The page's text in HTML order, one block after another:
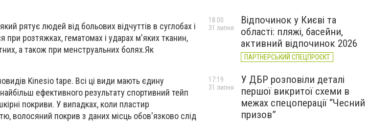
рятує людей від больових відчуттів в суглобах і
розтяжках, гематомах і ударах м'яких тканин,
а також при менструальних болях.Як
Kinesio tape. Всі ці види мають єдину
ефективного результату спортивний тейп
покриви. У випадках, коли пластир
волосяний покрив з даних місць обов'язково слід
Відпочинок у Києві та
області: пляжі, басейни,
активний відпочинок 2026
ПАРТНЕРСЬКИЙ СПЕЦПРОЄКТ
18:00
31 липня
У ДБР розповіли деталі
першої викритої схеми в
межах спецоперації “Чесний
призов”
17:19
31 липня